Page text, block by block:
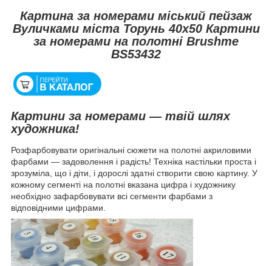
Картина за номерами міський пейзаж
Вуличками міста Торунь 40x50 Картини
за номерами на полотні Brushme
BS53432
Картини за номерами — твій шлях
художника!
Розфарбовувати оригінальні сюжети на полотні акриловими
фарбами — задоволення і радість! Техніка настільки проста і
зрозуміла, що і діти, і дорослі здатні створити свою картину. У
кожному сегменті на полотні вказана цифра і художнику
необхідно зафарбовувати всі сегменти фарбами з
відповідними цифрами.